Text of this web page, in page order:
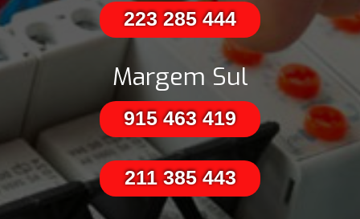
223 285 444
Margem Sul
915 463 419
211 385 443